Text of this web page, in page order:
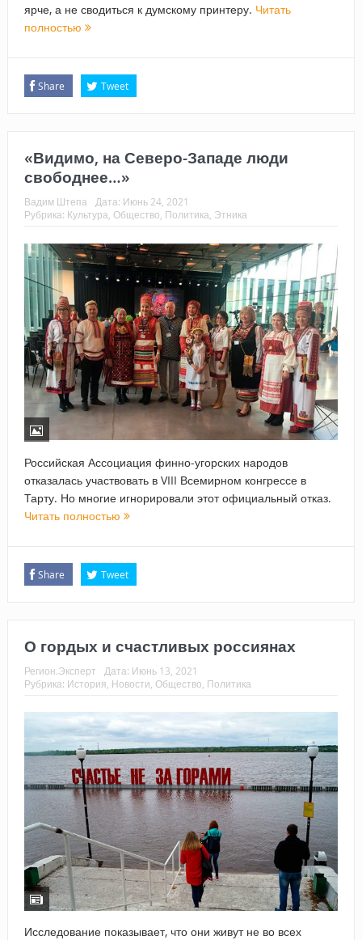
ярче, а не сводиться к думскому принтеру. Читать
полностью
Share Tweet
«Видимо, на Северо-Западе люди
свободнее…»
Вадим Штепа Дата: Июнь 24, 2021
Рубрика: Культура Общество Политика Этника
Российская Ассоциация финно-угорских народов
отказалась участвовать в VIII Всемирном конгрессе в
Тарту. Но многие игнорировали этот официальный отказ.
Читать полностью
Share Tweet
О гордых и счастливых россиянах
Регион.Эксперт Дата: Июнь 13, 2021
Рубрика: История Новости Общество Политика
Исследование показывает, что они живут не во всех